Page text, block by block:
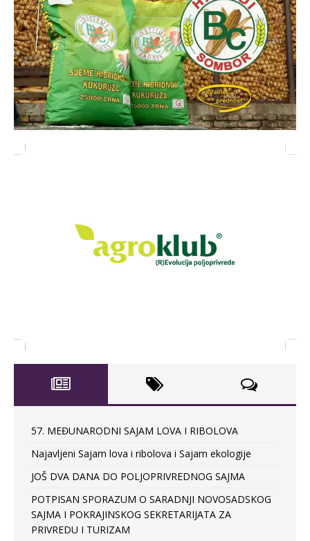
57. MEĐUNARODNI SAJAM LOVA I RIBOLOVA
Najavljeni Sajam lova i ribolova i Sajam ekologije
JOŠ DVA DANA DO POLJOPRIVREDNOG SAJMA
POTPISAN SPORAZUM O SARADNJI NOVOSADSKOG
SAJMA I POKRAJINSKOG SEKRETARIJATA ZA
PRIVREDU I TURIZAM